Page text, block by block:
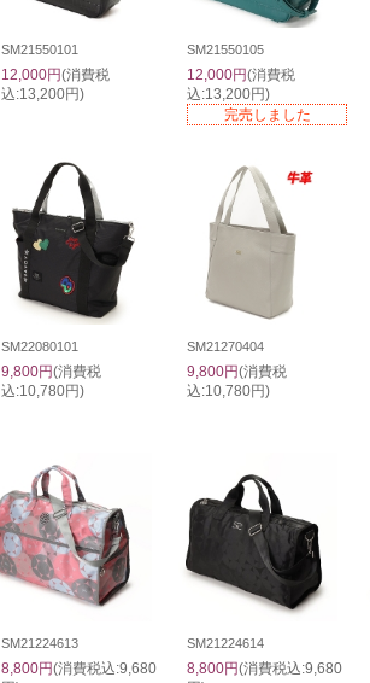
SM21550101
12,000円(消費税
込:13,200円)
SM21550105
12,000円(消費税
込:13,200円)
完売しました
SM22080101
9,800円(消費税
込:10,780円)
SM21270404
9,800円(消費税
込:10,780円)
SM21224613
8,800円(消費税込:9,680
SM21224614
8,800円(消費税込:9,680